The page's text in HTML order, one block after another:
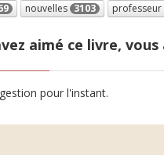
nouvelles 3103 professeur
aimé ce livre, vous
pour l'instant.